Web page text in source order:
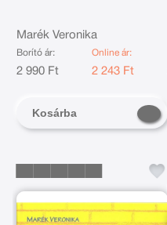
Marék Veronika
Borító ár:
2 990 Ft
Online ár:
2 243 Ft
Kosárba